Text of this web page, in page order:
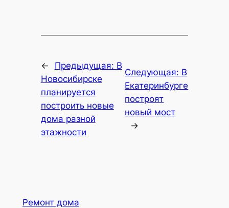
← Предыдущая: В
Новосибирске
планируется
построить новые
дома разной
этажности
Следующая: В
Екатеринбурге
построят
новый мост
→
Ремонт дома